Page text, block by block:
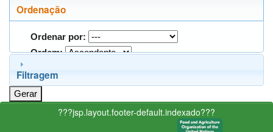
Ordenação
Ordenar por:
Ordem:
Filtragem
???jsp.layout.footer-default.indexado???